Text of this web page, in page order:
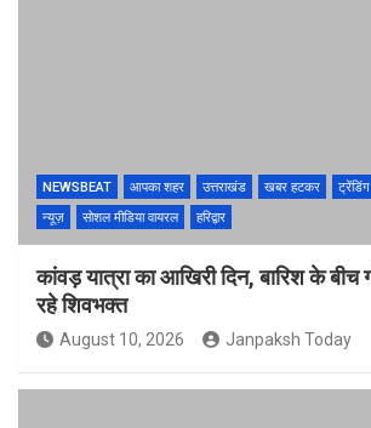
NEWSBEAT आपका शहर उत्तराखंड खबर हटकर
न्यूज़
सोशल मीडिया वायरल हरिद्वार
कांवड़ यात्रा का आखिरी दिन, बारिश के
रहे शिवभक्त
August 10, 2026 Janpaksh Today